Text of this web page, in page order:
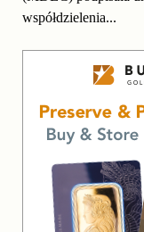
współdzielenia...